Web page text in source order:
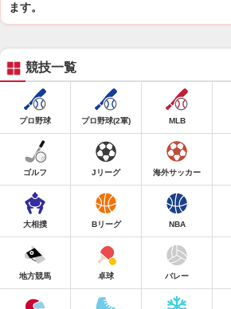
ます。
競技一覧
プロ野球 プロ野球(2軍) MLB
ゴルフ Jリーグ 海外サッカー
大相撲 Bリーグ NBA
地方競馬 卓球 バレー